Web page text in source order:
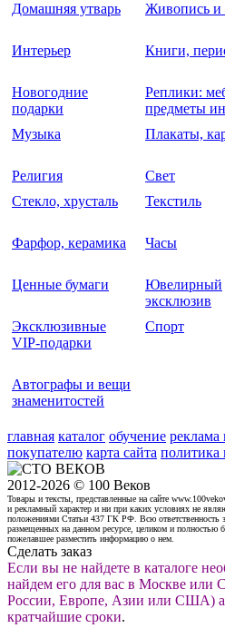
Домашняя утварь
Живопись и
Интерьер
Книги,
Новогодние
подарки
Реплики:
предметы
Музыка Плакаты,
Религия
Свет
Стекло, хрусталь
Текстиль
Фарфор, керамика
Часы
Ценные бумаги
Ювелирный
эксклюзив
Эксклюзивные
VIP-подарки
Спорт
Автографы и вещи
знаменитостей
главная каталог обучение реклама
покупателю карта сайта политика
2012-2026 © 100 Веков
Товары и тексты, представленные на сайте
и рекламный характер и ни при каких условиях не
положениями Статьи 437 ГК РФ. Всю ответственность
размещенных на данном ресурсе, целиком и полностью
пожелавшее разместить информацию о нем.
Сделать заказ
Если вы не найдете в каталоге
найдем его для вас в Москве или
России, Европе, Азии или США)
кратчайшие сроки.